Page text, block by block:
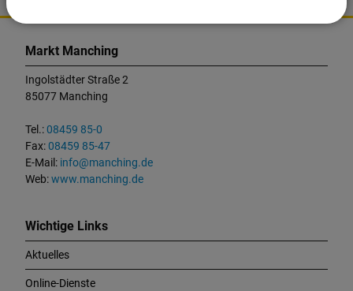
Markt Manching
Ingolstädter Straße 2
85077 Manching
Tel.:08459 85-0
Fax:08459 85-47
E-Mail: info@manching.de
Web:www.manching.de
Wichtige Links
Aktuelles
Online-Dienste